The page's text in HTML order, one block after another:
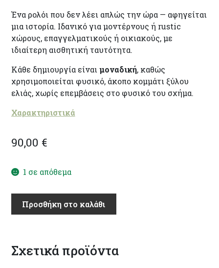
Ένα ρολόι που δεν λέει απλώς την ώρα — αφηγείται
μια ιστορία. Ιδανικό για μοντέρνους ή rustic
χώρους, επαγγελματικούς ή οικιακούς, με
ιδιαίτερη αισθητική ταυτότητα.
Κάθε δημιουργία είναι μοναδική, καθώς
χρησιμοποιείται φυσικό, άκοπο κομμάτι ξύλου
ελιάς, χωρίς επεμβάσεις στο φυσικό του σχήμα.
Χαρακτηριστικά
90,00 €
1 σε απόθεμα
Ρίζα"
Προσθήκη στο καλάθι
Σχετικά προϊόντα